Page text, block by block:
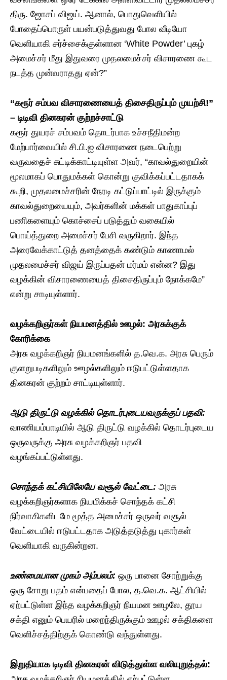
திரு. ஜோசப் விஜய். ஆனால், பொதுவெளியில்
போதைப்பொருள் பயன்படுத்துவது போல வீடியோ
வெளியாகி சர்ச்சைக்குள்ளான ‘White Powder’ புகழ்
அமைச்சர் மீது இதுவரை முதலமைச்சர் விசாரணை கூட
நடத்த முன்வராதது ஏன்?”
“கரூர் சம்பவ விசாரணையைத் திசைதிருப்பும் முயற்சி!”
– டிடிவி தினகரன் குற்றச்சாட்டு
கரூர் துயரச் சம்பவம் தொடர்பாக உச்சநீதிமன்ற
மேற்பார்வையில் சி.பி.ஐ விசாரணை நடைபெற்று
வருவதைச் சுட்டிக்காட்டியுள்ள அவர், “காவல்துறையின்
மூலமாகப் பொதுமக்கள் கொன்று குவிக்கப்பட்டதாகக்
கூறி, முதலமைச்சரின் நேரடி கட்டுப்பாட்டில் இருக்கும்
காவல்துறையையும், அவர்களின் மக்கள் பாதுகாப்புப்
பணிகளையும் கொச்சைப் படுத்தும் வகையில்
பொய்த்துறை அமைச்சர் பேசி வருகிறார். இந்த
அரைவேக்காட்டுத் தனத்தைக் கண்டும் காணாமல்
முதலமைச்சர் விஜய் இருப்பதன் மர்மம் என்ன? இது
வழக்கின் விசாரணையைத் திசைதிருப்பும் நோக்கமே”
என்று சாடியுள்ளார்.
வழக்கறிஞர்கள் நியமனத்தில் ஊழல்: அரசுக்குக்
கோரிக்கை
அரசு வழக்கறிஞர் நியமனங்களில் த.வெ.க. அரசு பெரும்
குளறுபடிகளிலும் ஊழல்களிலும் ஈடுபட்டுள்ளதாக
தினகரன் குற்றம் சாட்டியுள்ளார்.
ஆடு திருட்டு வழக்கில் தொடர்புடையவருக்குப் பதவி:
வாணியம்பாடியில் ஆடு திருட்டு வழக்கில் தொடர்புடைய
ஒருவருக்கு அரசு வழக்கறிஞர் பதவி
வழங்கப்பட்டுள்ளது.
சொந்தக் கட்சியிலேயே வசூல் வேட்டை: அரசு
வழக்கறிஞர்களாக நியமிக்கச் சொந்தக் கட்சி
நிர்வாகிகளிடமே மூத்த அமைச்சர் ஒருவர் வசூல்
வேட்டையில் ஈடுபட்டதாக அடுத்தடுத்து புகார்கள்
வெளியாகி வருகின்றன.
உண்மையான முகம் அம்பலம்: ஒரு பானை சோற்றுக்கு
ஒரு சோறு பதம் என்பதைப் போல, த.வெ.க. ஆட்சியில்
ஏற்பட்டுள்ள இந்த வழக்கறிஞர் நியமன ஊழலே, தூய
சக்தி எனும் பெயரில் மறைந்திருக்கும் ஊழல் சக்திகளை
வெளிச்சத்திற்குக் கொண்டு வந்துள்ளது.
இறுதியாக டிடிவி தினகரன் விடுத்துள்ள வலியுறுத்தல்: